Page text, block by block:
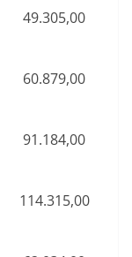
49.305,00
60.879,00
91.184,00
114.315,00